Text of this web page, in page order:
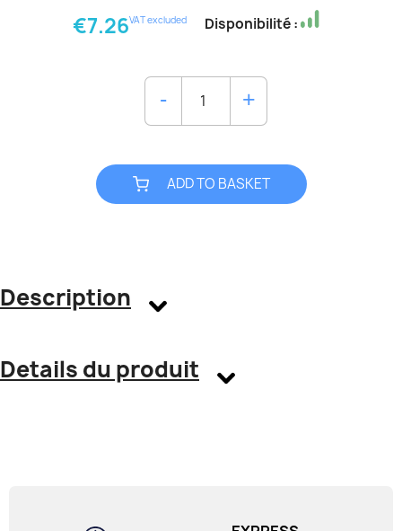
€7.26VAT excluded Disponibilité :
ADD TO BASKET
Description
Details du produit